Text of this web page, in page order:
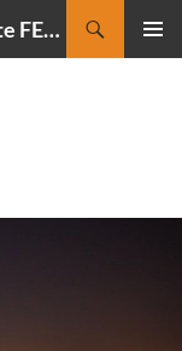
CIELMANIA : le blog de Jean-Baptiste FELDMANN, photographe du ciel